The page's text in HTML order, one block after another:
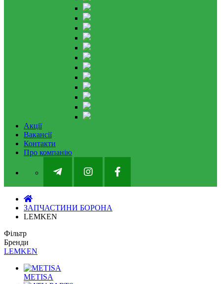
Акції
Вакансії
Контакти
Про компанію
ЗАПЧАСТИНИ БОРОНА
LEMKEN
Фільтр
Бренди
LEMKEN
METISA